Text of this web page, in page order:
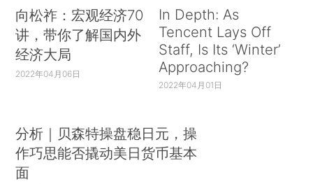
向松祚：宏观经济70
讲，带你了解国内外
经济大局
2022年04月06日
In Depth: As
Tencent Lays Off
Staff, Is Its ‘Winter’
Approaching?
2022年04月01日
分析｜贝森特操盘稳日元，操
作巧思能否撬动美日货币基本
面